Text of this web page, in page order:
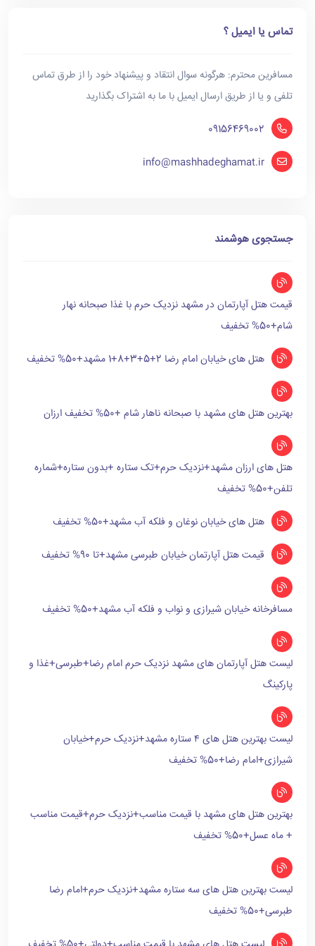
تماس یا ایمیل ؟
مسافرین محترم: هرگونه سوال انتقاد و پیشنهاد خود را از طرق تماس
تلفی و یا از طریق ارسال ایمیل با ما به اشتراک بگذارید
09156469002
info@mashhadeghamat.ir
جستجوی هوشمند
قیمت هتل آپارتمان در مشهد نزدیک حرم با غذا صبحانه نهار
شام+50% تخفیف
هتل های خیابان امام رضا 2+5+3+8+1 مشهد+50% تخفیف
بهترین هتل های مشهد با صبحانه ناهار شام +50% تخفیف ارزان
هتل های ارزان مشهد+نزدیک حرم+تک ستاره +بدون ستاره+شماره
تلفن+50% تخفیف
هتل های خیابان نوغان و فلکه آب مشهد+50% تخفیف
قیمت هتل آپارتمان خیابان طبرسی مشهد+تا 90% تخفیف
مسافرخانه خیابان شیرازی و نواب و فلکه آب مشهد+50% تخفیف
لیست هتل آپارتمان های مشهد نزدیک حرم امام رضا+طبرسی+غذا و
پارکینگ
لیست بهترین هتل های ۴ ستاره مشهد+نزدیک حرم+خیابان
شیرازی+امام رضا+50% تخفیف
بهترین هتل های مشهد با قیمت مناسب+نزدیک حرم+قیمت مناسب
+ ماه عسل+50% تخفیف
لیست بهترین هتل های سه ستاره مشهد+نزدیک حرم+امام رضا
طبرسی+50% تخفیف